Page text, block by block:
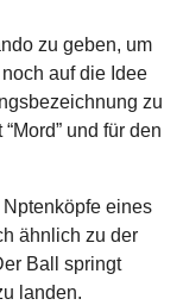
zu geben, um
auf die Idee
zu
und für den
eines
ähnlich zu der
Ball springt
landen.